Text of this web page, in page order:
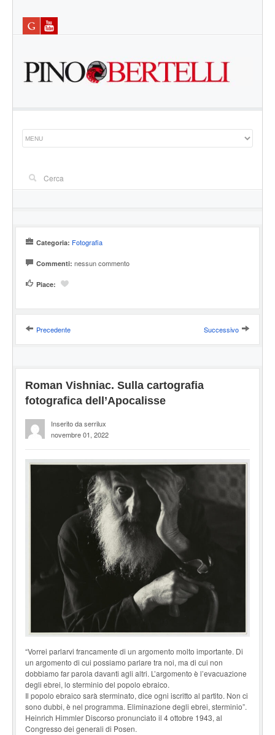
Categoria: Fotografia
Commenti: nessun commento
Piace:
Precedente Successivo
Roman Vishniac. Sulla cartografia
fotografica dell’Apocalisse
Inserito da serrilux
novembre 01, 2022
“Vorrei parlarvi francamente di un argomento molto importante. Di
un argomento di cui possiamo parlare tra noi, ma di cui non
dobbiamo far parola davanti agli altri. L’argomento è l’evacuazione
degli ebrei, lo sterminio del popolo ebraico.
Il popolo ebraico sarà sterminato, dice ogni iscritto al partito. Non ci
sono dubbi, è nel programma. Eliminazione degli ebrei, sterminio”.
Heinrich Himmler Discorso pronunciato il 4 ottobre 1943, al
Congresso dei generali di Posen.